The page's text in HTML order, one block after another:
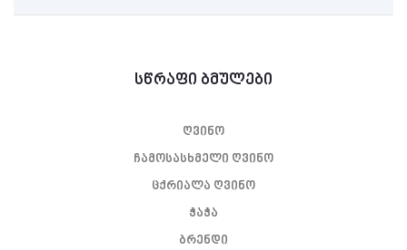
სწრაფი ბმულები
ღვინო
ჩამოსასხმელი ღვინო
ცქრიალა ღვინო
ჭაჭა
ბრენდი